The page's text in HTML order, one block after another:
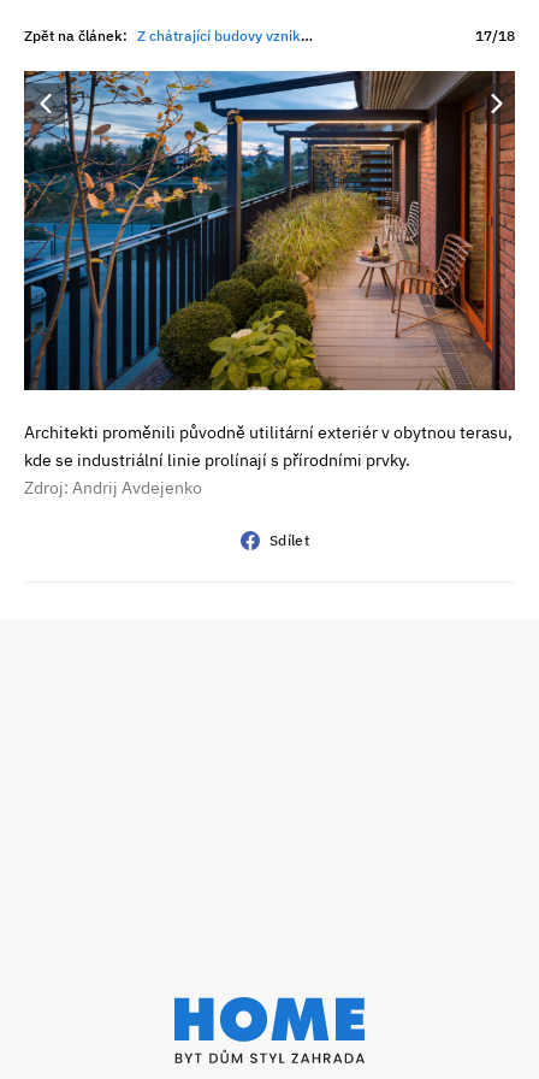
Zpět na článek: Z chátrající budovy vznikl unikátní loft. Interiéru dominují smaragdová kamna a dvěstěletý dřevěný koník 17/18
Architekti proměnili původně utilitární exteriér v obytnou terasu,
kde se industriální linie prolínají s přírodními prvky.
Zdroj: Andrij Avdejenko
Sdílet